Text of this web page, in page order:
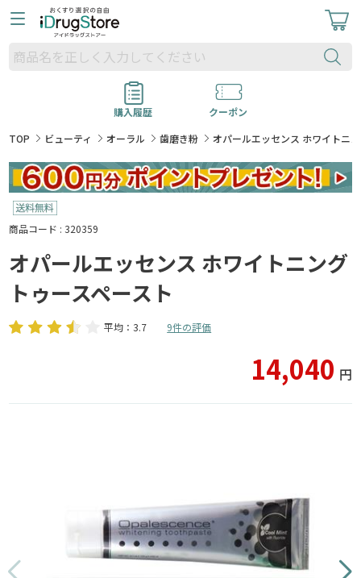
購入履歴
クーポン
TOP
ビューティ オーラル 歯磨き粉 オパールエッセンス ホワイトニ
商品コード : 320359
オパールエッセンス ホワイトニング
トゥースペースト
平均：3.7 9件の評価
14,040 円